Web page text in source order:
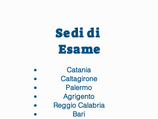
Sedi di
Esame
Catania
Caltagirone
Palermo
Agrigento
Reggio Calabria
Bari